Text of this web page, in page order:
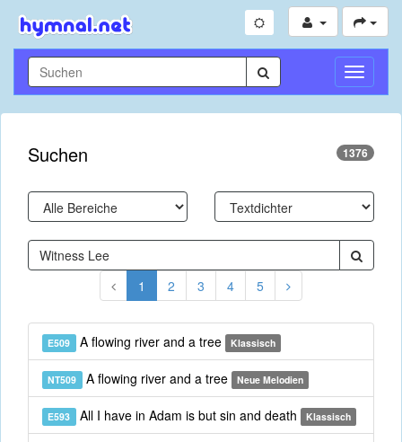
Suchen 1376
1 2 3 4 5
E509 A flowing river and a tree Klassisch
NT509 A flowing river and a tree Neue Melodien
E593 All I have in Adam is but sin and death Klassisch